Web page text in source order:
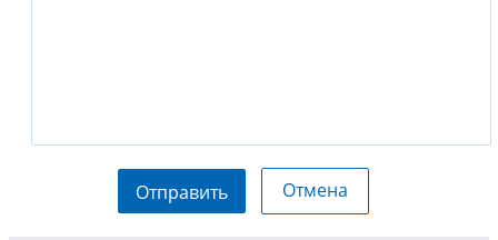
Отправить Отмена